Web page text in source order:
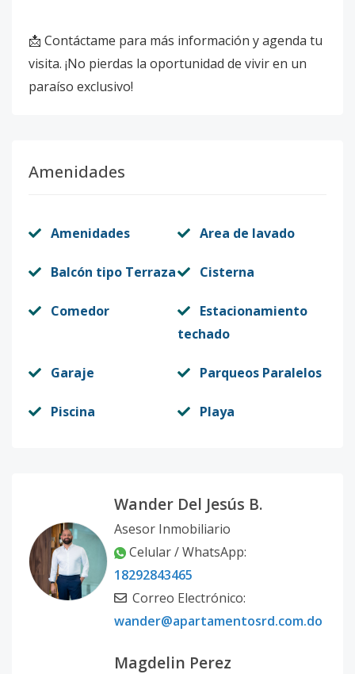
📩 Contáctame para más información y agenda tu
visita. ¡No pierdas la oportunidad de vivir en un
paraíso exclusivo!
Amenidades
Amenidades Area de lavado
Balcón tipo Terraza Cisterna
Comedor
Estacionamiento
techado
Garaje Parqueos Paralelos
Piscina Playa
Wander Del Jesús B.
Asesor Inmobiliario
Celular / WhatsApp:
18292843465
Correo Electrónico:
wander@apartamentosrd.com.do
Magdelin Perez